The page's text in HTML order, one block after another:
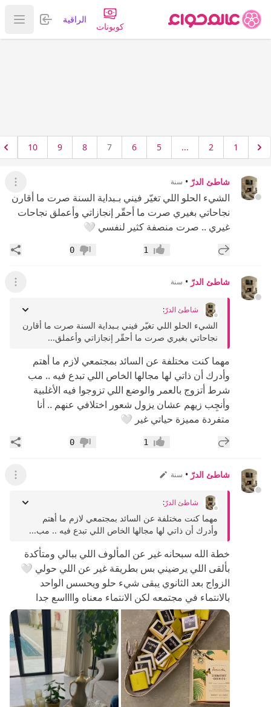
كوبونات
الراقية تسجيل
عرض
1
2
...
5
6
7
8
9
10
شاطئ الدرّ • سنة عرض
الشيء الحلو اللي تغيّر فيني بـبداية السنة صرت ما أقارن
نجاحاتي بغيري صرت ما أحقّر إنجازاتي وأعملق نجاحات
غيري .. صرت منصفة كثير لنفسي 🤍
إضافة رد جديد إعجاب1 عدم إعجاب
0
شاطئ الدرّ • سنة عرض
شاطئ الدرّ:
الشيء الحلو اللي تغيّر فيني بـبداية السنة صرت ما أقارن
نجاحاتي بغيري صرت ما أحقّر إنجازاتي وأعملق...
مهما كنت مختلفة عن السائد بمجتمعي لازم ما أهتم
وأدرك أن ذاتي لها مجالها الخاص اللي تبدع فيه .. مب
شرط أتزوج بالعمر والوضع اللي تزوجوا فيه الأغلبية
وأنجِب زيهم عشان يزول شعور اختلافي عنهم .. أنا
متفردة مميزة حياتي غير 🤍
إضافة رد جديد إعجاب1 عدم إعجاب
0
شاطئ الدرّ • سنة عرض
شاطئ الدرّ:
مهما كنت مختلفة عن السائد بمجتمعي لازم ما أهتم
وأدرك أن ذاتي لها مجالها الخاص اللي تبدع فيه .. مب...
خطة الله سبحانه غير عن المألوف اللي ببالي ومتأكدة
بألقى اللي يرضيني بس بطريقة غير عن اللي حولي 🤍
الزواج بعد الثانوي يبقى شيء حلو ويحسس الواحد
بالانتماء في مجتمعه لكن الانتماء معناه وااااسع جدا